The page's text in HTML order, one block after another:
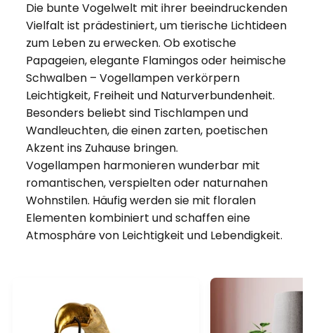
Die bunte Vogelwelt mit ihrer beeindruckenden
Vielfalt ist prädestiniert, um tierische Lichtideen
zum Leben zu erwecken. Ob exotische
Papageien, elegante Flamingos oder heimische
Schwalben – Vogellampen verkörpern
Leichtigkeit, Freiheit und Naturverbundenheit.
Besonders beliebt sind Tischlampen und
Wandleuchten, die einen zarten, poetischen
Akzent ins Zuhause bringen.
Vogellampen harmonieren wunderbar mit
romantischen, verspielten oder naturnahen
Wohnstilen. Häufig werden sie mit floralen
Elementen kombiniert und schaffen eine
Atmosphäre von Leichtigkeit und Lebendigkeit.